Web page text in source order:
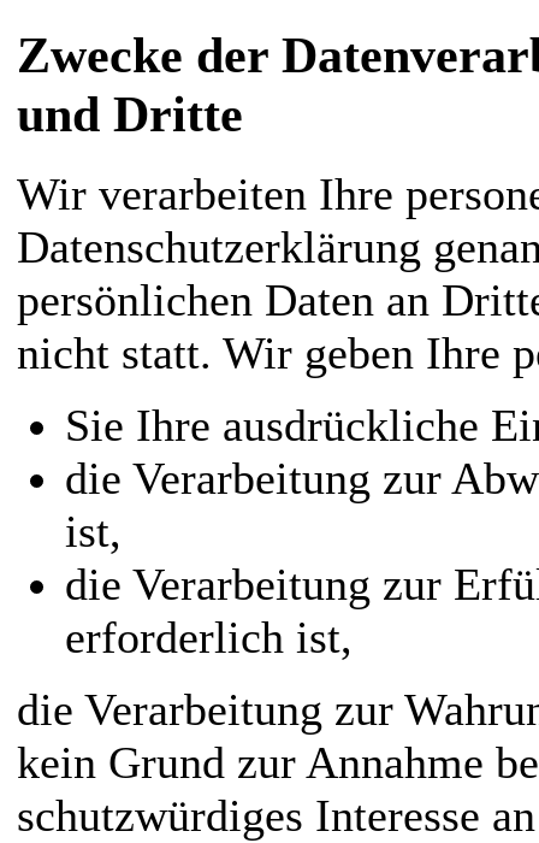
Zwecke der
und Dritte
Wir verarbeiten Ihre
Datenschutzerklärung
persönlichen Daten an
nicht statt. Wir geben Ihre
Sie Ihre ausdrückliche
die Verarbeitung zur
ist,
die Verarbeitung zur
erforderlich ist,
die Verarbeitung zur
kein Grund zur Annahme
schutzwürdiges Interesse